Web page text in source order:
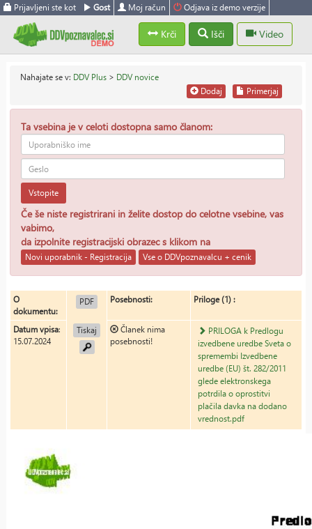
Prijavljeni ste kot Gost Moj račun Odjava iz demo verzije
Krči Išči Video
Nahajate se v: DDV Plus > DDV novice
Primerjaj
Dodaj
Ta vsebina je v celoti dostopna samo članom:
Vstopite
Če še niste registrirani in želite dostop do celotne vsebine, vas
vabimo,
da izpolnite registracijski obrazec s klikom na
Novi uporabnik - Registracija Vse o DDVpoznavalcu + cenik
O
dokumentu:
PDF
Tiskaj
Posebnosti: Priloge (1) :
Datum vpisa:
15.07.2024
Članek nima
posebnosti!
PRILOGA k Predlogu
izvedbene uredbe Sveta o
spremembi Izvedbene
uredbe (EU) št. 282/2011
glede elektronskega
potrdila o oprostitvi
plačila davka na dodano
vrednost.pdf